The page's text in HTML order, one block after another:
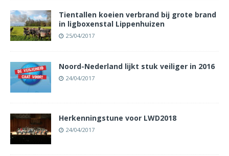
Tientallen koeien verbrand bij grote brand
in ligboxenstal Lippenhuizen
25/04/2017
Noord-Nederland lijkt stuk veiliger in 2016
24/04/2017
Herkenningstune voor LWD2018
24/04/2017